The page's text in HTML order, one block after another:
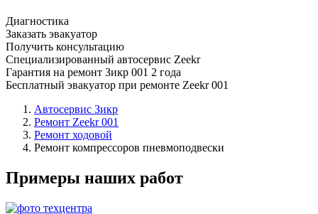
Диагностика
Заказать эвакуатор
Получить консультацию
Специализированный автосервис Zeekr
Гарантия на ремонт Зикр 001 2 года
Бесплатный эвакуатор при ремонте Zeekr 001
Автосервис Зикр
Ремонт Zeekr 001
Ремонт ходовой
Ремонт компрессоров пневмоподвески
Примеры наших работ